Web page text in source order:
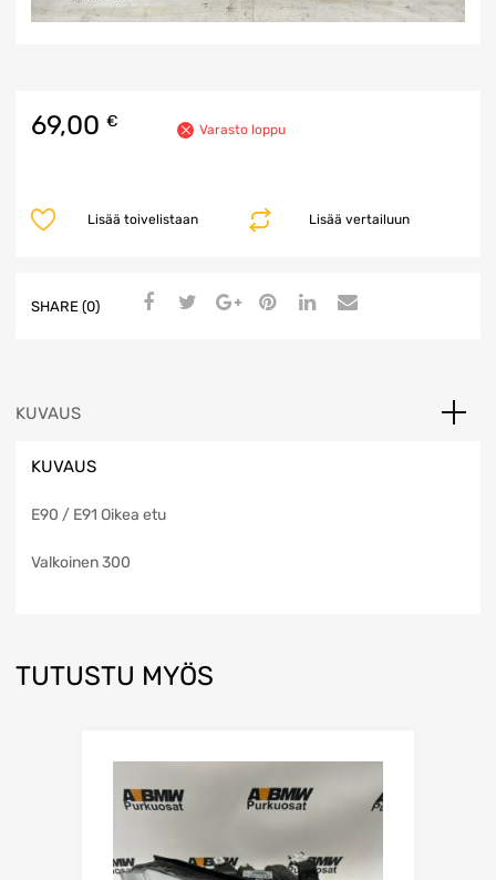
69,00 € Varasto loppu
Lisää vertailuun
Lisää toivelistaan
SHARE (0)
KUVAUS
KUVAUS
E90 / E91 Oikea etu
Valkoinen 300
TUTUSTU MYÖS